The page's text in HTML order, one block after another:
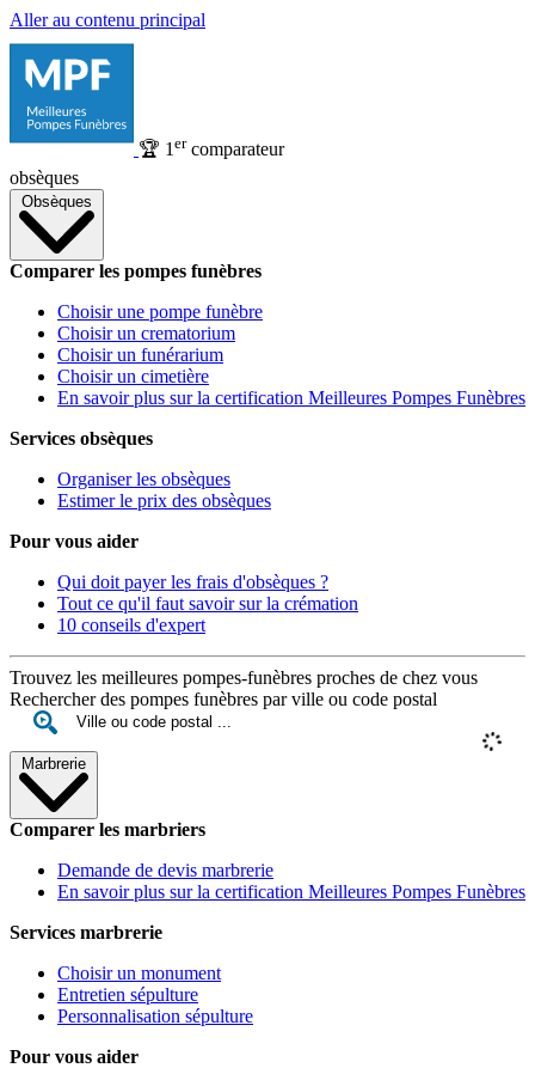
Aller au contenu principal
🏆 1 ercomparateur
obsèques
Obsèques
Comparer les pompes funèbres
Choisir une pompe funèbre
Choisir un crematorium
Choisir un funérarium
Choisir un cimetière
En savoir plus sur la certification Meilleures Pompes Funèbres
Services obsèques
Organiser les obsèques
Estimer le prix des obsèques
Pour vous aider
Qui doit payer les frais d'obsèques ?
Tout ce qu'il faut savoir sur la crémation
10 conseils d'expert
Trouvez les meilleures pompes-funèbres proches de chez vous
Rechercher des pompes funèbres par ville ou code postal
Marbrerie
Comparer les marbriers
Demande de devis marbrerie
En savoir plus sur la certification Meilleures Pompes Funèbres
Services marbrerie
Choisir un monument
Entretien sépulture
Personnalisation sépulture
Pour vous aider